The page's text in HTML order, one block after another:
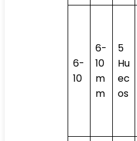
6-
10
6-
10
m
m
5
Hu
ec
os